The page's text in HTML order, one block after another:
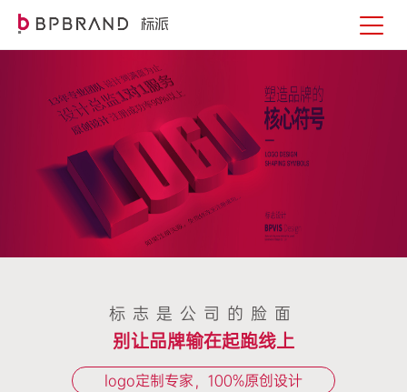
标志是公司的脸面
别让品牌输在起跑线上
logo定制专家，100%原创设计